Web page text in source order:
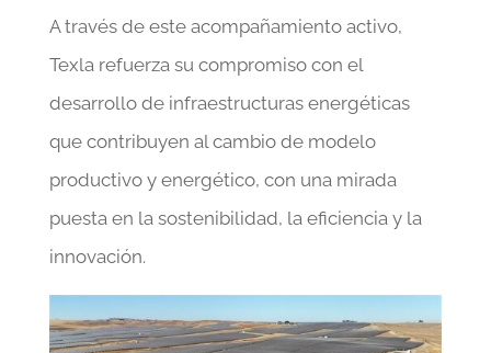
A través de este acompañamiento activo,
Texla refuerza su compromiso con el
desarrollo de infraestructuras energéticas
que contribuyen al cambio de modelo
productivo y energético, con una mirada
puesta en la sostenibilidad, la eficiencia y la
innovación.